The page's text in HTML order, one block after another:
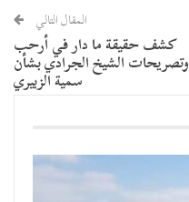
المقال التالي
كشف ​حقيقة ما دار في أرحب
وتصريحات الشيخ الجرادي بشأن
سمية الزبيري